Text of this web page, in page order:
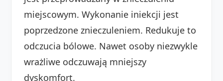
miejscowym. Wykonanie iniekcji jest
poprzedzone znieczuleniem. Redukuje to
odczucia bólowe. Nawet osoby niezwykle
wrażliwe odczuwają mniejszy
dyskomfort.